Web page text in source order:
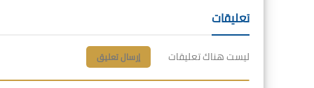
تعليقات
ليست هناك تعليقات إرسال تعليق